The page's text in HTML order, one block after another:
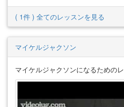
( 1件 ) 全てのレッスンを見る
マイケルジャクソン
マイケルジャクソンになるためのレ